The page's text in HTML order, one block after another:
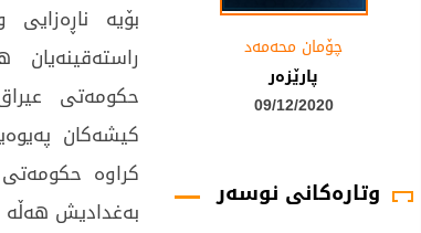
چۆمان محه‌مه‌د
پارێزەر
09/12/2020
وتارەکانی نوسەر
بۆیە
حكومەتی
كیشەكان
كراوە حكومەتی
بەغدادیش هەڵە